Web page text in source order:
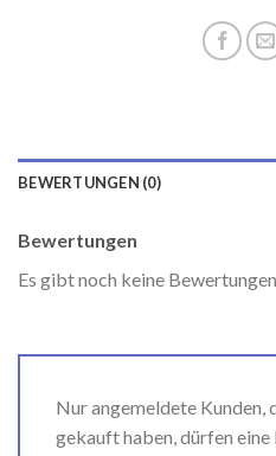
BEWERTUNGEN (0)
Bewertungen
Es gibt noch keine
Nur angemeldete Kunden,
gekauft haben, dürfen